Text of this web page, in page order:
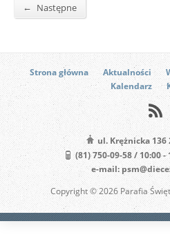
← Następne
Strona główna Aktualności
Kalendarz
ul. Krężnicka 136
(81) 750-09-58 / 10:00 -
e-mail:
Copyright © 2026 Parafia